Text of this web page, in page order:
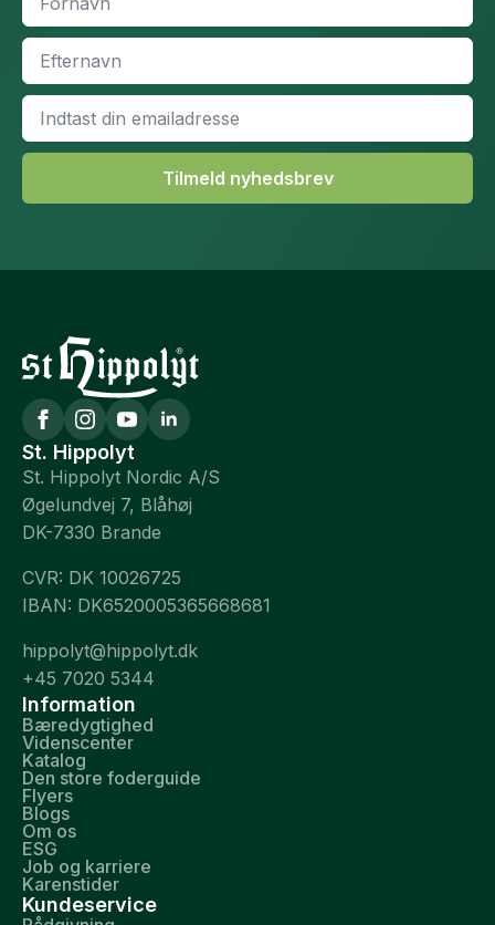
Efternavn
Email
Tilmeld nyhedsbrev
St. Hippolyt
St. Hippolyt Nordic A/S
Øgelundvej 7, Blåhøj
DK-7330 Brande
CVR: DK 10026725
IBAN: DK6520005365668681
hippolyt@hippolyt.dk
+45 7020 5344
Information
Bæredygtighed
Videnscenter
Katalog
Den store foderguide
Flyers
Blogs
Om os
ESG
Job og karriere
Karenstider
Kundeservice